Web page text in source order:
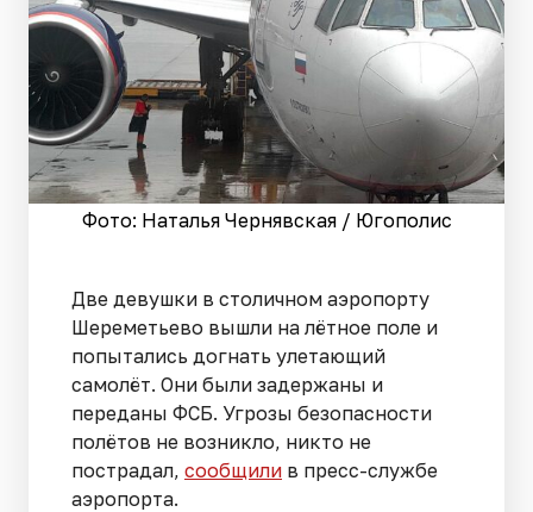
Фото: Наталья Чернявская / Югополис
Две девушки в столичном аэропорту
Шереметьево вышли на лётное поле и
попытались догнать улетающий
самолёт. Они были задержаны и
переданы ФСБ. Угрозы безопасности
полётов не возникло, никто не
пострадал, сообщили в пресс-службе
аэропорта.